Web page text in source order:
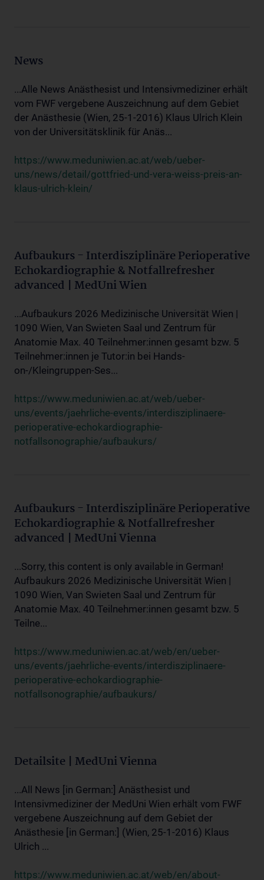
News
...Alle News Anästhesist und Intensivmediziner erhält
vom FWF vergebene Auszeichnung auf dem Gebiet
der Anästhesie (Wien, 25-1-2016) Klaus Ulrich Klein
von der Universitätsklinik für Anäs...
https://www.meduniwien.ac.at/web/ueber-
uns/news/detail/gottfried-und-vera-weiss-preis-an-
klaus-ulrich-klein/
Aufbaukurs - Interdisziplinäre Perioperative
Echokardiographie & Notfallrefresher
advanced | MedUni Wien
...Aufbaukurs 2026 Medizinische Universität Wien |
1090 Wien, Van Swieten Saal und Zentrum für
Anatomie Max. 40 Teilnehmer:innen gesamt bzw. 5
Teilnehmer:innen je Tutor:in bei Hands-
on-/Kleingruppen-Ses...
https://www.meduniwien.ac.at/web/ueber-
uns/events/jaehrliche-events/interdisziplinaere-
perioperative-echokardiographie-
notfallsonographie/aufbaukurs/
Aufbaukurs - Interdisziplinäre Perioperative
Echokardiographie & Notfallrefresher
advanced | MedUni Vienna
...Sorry, this content is only available in German!
Aufbaukurs 2026 Medizinische Universität Wien |
1090 Wien, Van Swieten Saal und Zentrum für
Anatomie Max. 40 Teilnehmer:innen gesamt bzw. 5
Teilne...
https://www.meduniwien.ac.at/web/en/ueber-
uns/events/jaehrliche-events/interdisziplinaere-
perioperative-echokardiographie-
notfallsonographie/aufbaukurs/
Detailsite | MedUni Vienna
...All News [in German:] Anästhesist und
Intensivmediziner der MedUni Wien erhält vom FWF
vergebene Auszeichnung auf dem Gebiet der
Anästhesie [in German:] (Wien, 25-1-2016) Klaus
Ulrich ...
https://www.meduniwien.ac.at/web/en/about-